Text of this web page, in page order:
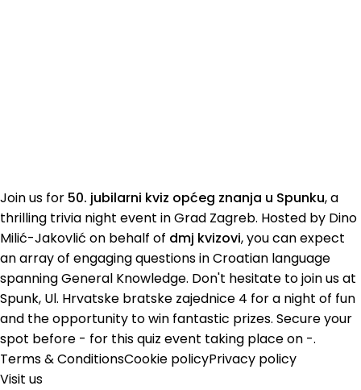
Join us for 50. jubilarni kviz općeg znanja u Spunku, a
thrilling trivia night event in Grad Zagreb. Hosted by Dino
Milić-Jakovlić on behalf of dmj kvizovi, you can expect
an array of engaging questions in Croatian language
spanning General Knowledge. Don't hesitate to join us at
Spunk, Ul. Hrvatske bratske zajednice 4 for a night of fun
and the opportunity to win fantastic prizes. Secure your
spot before - for this quiz event taking place on -.
Terms & ConditionsCookie policyPrivacy policy
Visit us